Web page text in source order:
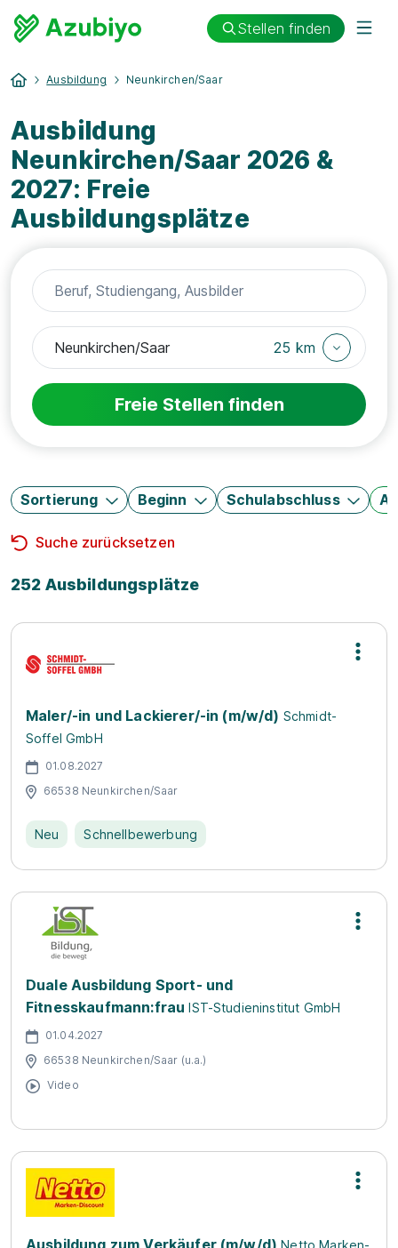
Stellen finden
Ausbildung Neunkirchen/Saar
Ausbildung
Neunkirchen/Saar 2026 &
2027: Freie
Ausbildungsplätze
25 km
Freie Stellen finden
Sortierung Beginn Schulabschluss
Suche zurücksetzen
252 Ausbildungsplätze
Maler/-in und Lackierer/-in (m/w/d) Schmidt-
Soffel GmbH
01.08.2027
66538 Neunkirchen/Saar
Neu Schnellbewerbung
Duale Ausbildung Sport- und
Fitnesskaufmann:frau IST-Studieninstitut GmbH
01.04.2027
66538 Neunkirchen/Saar (u.a.)
Video
Ausbildung zum Verkäufer (m/w/d) Netto Marken-